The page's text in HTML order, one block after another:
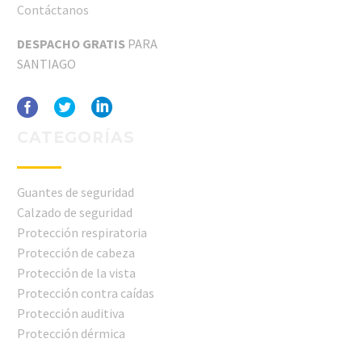
Contáctanos
DESPACHO GRATIS PARA
SANTIAGO
Guantes de seguridad
Calzado de seguridad
Protección respiratoria
Protección de cabeza
Protección de la vista
Protección contra caídas
Protección auditiva
Protección dérmica